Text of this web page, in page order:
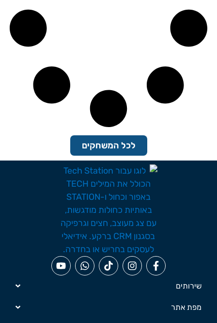
לכל המשחקים
שירותים
מפת אתר